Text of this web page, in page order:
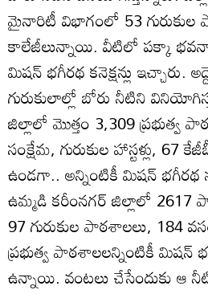
మైనారిటీ విభాగంలో 53 గురుకుల
కాలేజీలున్నాయి. వీటిలో పక్కా
మిషన్‌ భగీరథ కనెక్షన్లు ఇచ్చారు.
గురుకులాల్లో బోరు నీటిని
జిల్లాలో మొత్తం 3,309 ప్రభుత్వ
సంక్షేమ, గురుకుల హాస్టళ్లు, 67
ఉండగా.. అన్నింటికీ మిషన్‌ భగీరథ
ఉమ్మడి కరీంనగర్‌ జిల్లాలో 2617
97 గురుకుల పాఠశాలలు, 184
ప్రభుత్వ పాఠశాలలన్నింటికీ మిషన్‌
ఉన్నాయి. వంటలు చేసేందుకు ఆ